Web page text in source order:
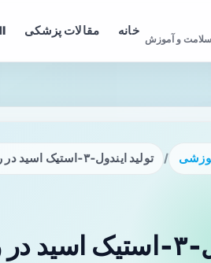
و آموزش
خانه مقالات پزشکی
/ تولید ایندول‑۳‑استیک اسید در روده انسان نادر است و با متابولیسم آمینو‌اسیدی وابسته به OFOR در استوژن‌ها مرتبط است
تولید ایندول‑۳‑استیک